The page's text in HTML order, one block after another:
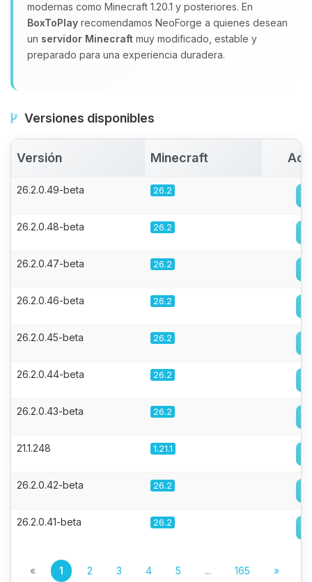
modernas como Minecraft 1.20.1 y posteriores. En
BoxToPlay recomendamos NeoForge a quienes desean
un servidor Minecraft muy modificado, estable y
preparado para una experiencia duradera.
Versiones disponibles
Versión Minecraft
26.2.0.49-beta 26.2
26.2.0.48-beta 26.2
26.2.0.47-beta 26.2
26.2.0.46-beta 26.2
26.2.0.45-beta 26.2
26.2.0.44-beta 26.2
26.2.0.43-beta 26.2
21.1.248 1.21.1
26.2.0.42-beta 26.2
26.2.0.41-beta 26.2
« 1 2 3 4 5 ... 165 »